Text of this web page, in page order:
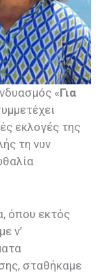
«Για
εκλογές της
τη νυν
όπου εκτός
ν’
σταθήκαμε